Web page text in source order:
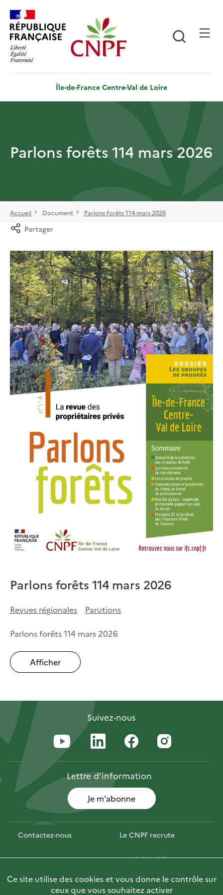
contenu
principal
Île-de-France Centre-Val de Loire
Parlons forêts 114 mars 2026
Accueil Document Parlons forêts 114 mars 2026
Partager
Parlons forêts 114 mars 2026
Revues régionales Parutions
Parlons forêts 114 mars 2026
Afficher
Suivez-nous
Lettred’information
Je m'abonne
Contactez-nous Le CNPF recrute
Espace presse Marchés publics
PhotoFor Briefly in English
Ce site utilise des cookies et vous donne le contrôle sur
ceux que vous souhaitez activer